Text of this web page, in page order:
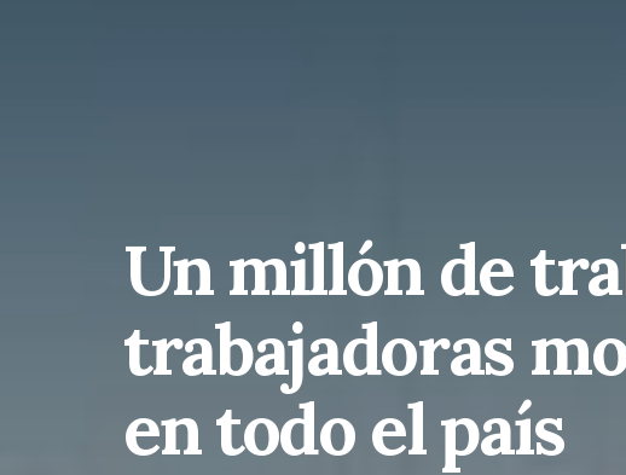
Un millón de
trabajadoras
en todo el país